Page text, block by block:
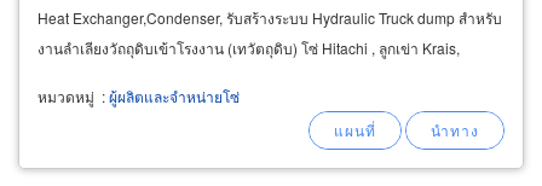
Heat Exchanger,Condenser, รับสร้างระบบ Hydraulic Truck dump สำหรับ
งานลำเลียงวัถถุดิบเข้าโรงงาน (เทวัตถุดิบ) โซ่ Hitachi , ลูกเข่า Krais,
หมวดหมู่ :ผู้ผลิตและจำหน่ายโซ่